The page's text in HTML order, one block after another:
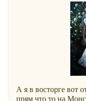
А я в восторге вот
прям что то на